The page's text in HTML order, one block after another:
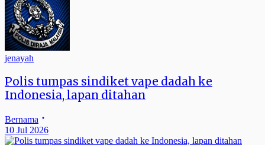
jenayah
Polis tumpas sindiket vape dadah ke
Indonesia, lapan ditahan
Bernama
10 Jul 2026